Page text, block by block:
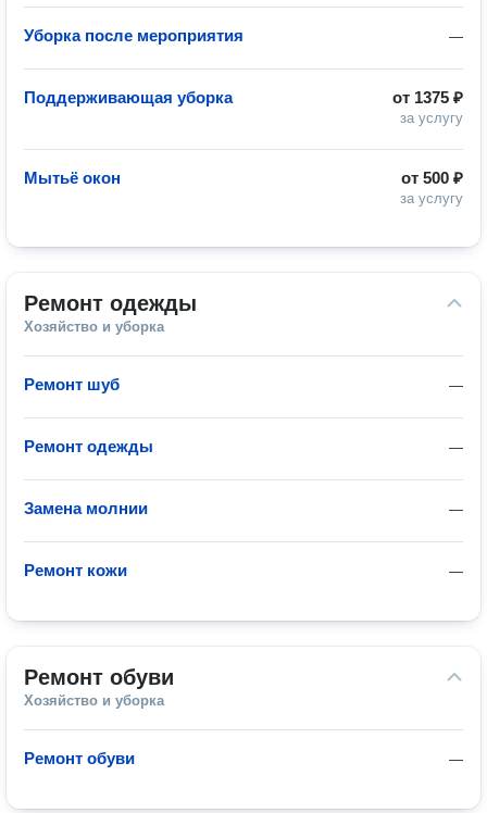
—
Уборка после мероприятия
от 1375 ₽
за услугу
Поддерживающая уборка
от 500 ₽
за услугу
Мытьё окон
Ремонт одежды
Хозяйство и уборка
—
Ремонт шуб
—
Ремонт одежды
—
Замена молнии
—
Ремонт кожи
Ремонт обуви
Хозяйство и уборка
—
Ремонт обуви